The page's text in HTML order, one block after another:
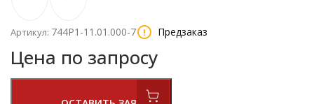
Артикул: 744Р1-11.01.000-7 Предзаказ
Цена по запросу